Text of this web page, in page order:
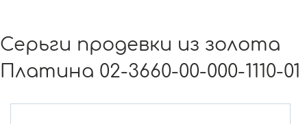
Серьги продевки из золота
Платина 02-3660-00-000-1110-01